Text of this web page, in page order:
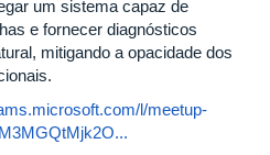
um sistema capaz de
e fornecer diagnósticos
mitigando a opacidade dos
l/meetup-